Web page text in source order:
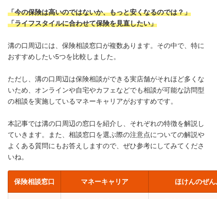
「今の保険は高いのではないか、もっと安くなるのでは？」
「ライフスタイルに合わせて保険を見直したい」
溝の口周辺には、保険相談窓口が複数あります。その中で、特に
おすすめしたい5つを比較しました。
ただし、溝の口周辺は保険相談ができる実店舗がそれほど多くな
いため、オンラインや自宅やカフェなどでも相談が可能な訪問型
の相談を実施しているマネーキャリアがおすすめです。
本記事では溝の口周辺の窓口を紹介し、それぞれの特徴を解説し
ていきます。また、相談窓口を選ぶ際の注意点についての解説や
よくある質問にもお答えしますので、ぜひ参考にしてみてくださ
いね。
保険相談窓口 マネーキャリア ほけんのぜん